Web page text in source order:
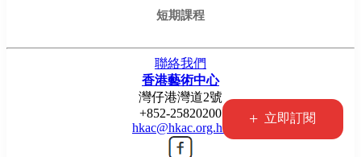
+ 立即訂閱
短期課程
聯絡我們
香港藝術中心
灣仔港灣道2號
+852-25820200
hkac@hkac.org.hk